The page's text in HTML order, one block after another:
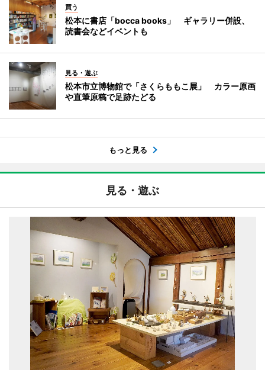
買う
松本に書店「bocca books」 ギャラリー併設、
読書会などイベントも
見る・遊ぶ
松本市立博物館で「さくらももこ展」 カラー原画
や直筆原稿で足跡たどる
もっと見る
見る・遊ぶ